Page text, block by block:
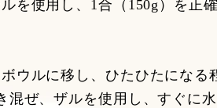
を使用し、1合（150g）を正
ウルに移し、ひたひたになる
混ぜ、ザルを使用し、すぐに水